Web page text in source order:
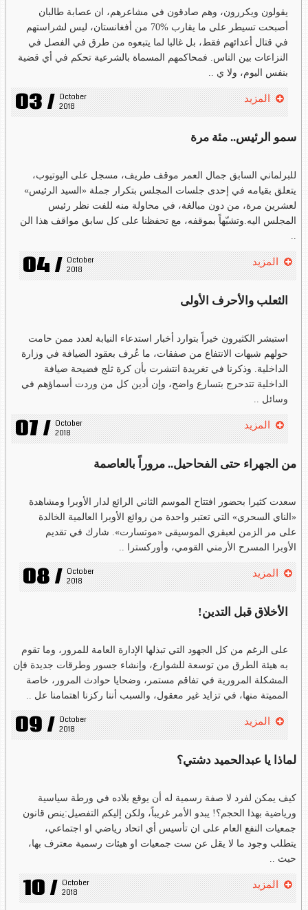
يقولون ويكررون، وهم صادقون في مشاعرهم، ان عصابة طالبان
أصبحت تسيطر على ما يقارب %70 من أفغانستان، ليس لشراستهم
في قتال أعدائهم فقط، بل غالبا لما يتبعوه من طرق في الفصل في
النزاعات بين الناس. فمحاكمهم المسماة بالشرعية تحكم في أي قضية
بنفس اليوم، ولا ي ..
03 / October
2018
المزيد
سمو الرئيس.. مئة مرة
للبرلماني السابق جمال العمر موقف طريف، مسجل على اليوتيوب،
يتعلق بقيامه في إحدى جلسات المجلس بتكرار جملة «السيد الرئيس»
لعشرين مرة، من دون مبالغة، في محاولة منه للفت نظر رئيس
المجلس اليه.وتشبّهاً بموقفه، مع تحفظنا على كل سابق مواقف هذا الن
..
04 / October
2018
المزيد
الثعلب والأحرف الأولى
استبشر الكثيرون خيراً بتوارد أخبار استدعاء النيابة لعدد ممن حامت
حولهم شبهات الانتفاع من صفقات، ما عُرف بعقود الضيافة في وزارة
الداخلية. وذكرنا في تغريدة انتشرت بأن كرة ثلج فضيحة ضيافة
الداخلية تتدحرج بتسارع واضح، وإن أدين كل من وردت أسماؤهم في
وسائل ..
07 / October
2018
المزيد
من الجهراء حتى الفحاحيل.. مروراً بالعاصمة
سعدت كثيرا بحضور افتتاح الموسم الثاني الرائع لدار الأوبرا ومشاهدة
«الناي السحري» التي تعتبر واحدة من روائع الأوبرا العالمية الخالدة
على مر الزمن لعبقري الموسيقى «موتسارت». شارك في تقديم
الأوبرا المسرح الأرمني القومي، وأوركسترا ..
08 / October
2018
المزيد
الأخلاق قبل التدين!
على الرغم من كل الجهود التي تبذلها الإدارة العامة للمرور، وما تقوم
به هيئة الطرق من توسعة للشوارع، وإنشاء جسور وطرقات جديدة فإن
المشكلة المرورية في تفاقم مستمر، وضحايا حوادث المرور، خاصة
المميتة منها، في تزايد غير معقول، والسبب أننا ركزنا اهتمامنا عل ..
09 / October
2018
المزيد
لماذا يا عبدالحميد دشتي؟
كيف يمكن لفرد لا صفة رسمية له أن يوقع بلاده في ورطة سياسية
ورياضية بهذا الحجم؟! يبدو الأمر غريباً، ولكن إليكم التفصيل:ينص قانون
جمعيات النفع العام على ان تأسيس أي اتحاد رياضي او اجتماعي،
يتطلب وجود ما لا يقل عن ست جمعيات او هيئات رسمية معترف بها،
حيث ..
10 / October
2018
المزيد